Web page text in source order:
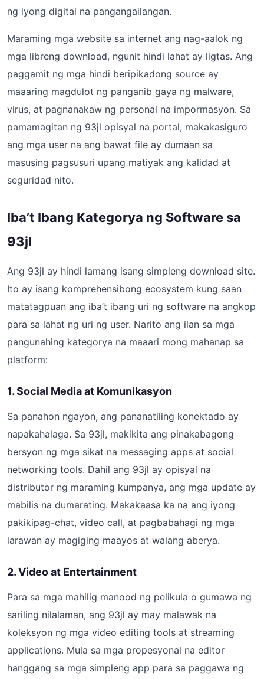
ng iyong digital na pangangailangan.
Maraming mga website sa internet ang nag-aalok ng
mga libreng download, ngunit hindi lahat ay ligtas. Ang
paggamit ng mga hindi beripikadong source ay
maaaring magdulot ng panganib gaya ng malware,
virus, at pagnanakaw ng personal na impormasyon. Sa
pamamagitan ng 93jl opisyal na portal, makakasiguro
ang mga user na ang bawat file ay dumaan sa
masusing pagsusuri upang matiyak ang kalidad at
seguridad nito.
Iba’t Ibang Kategorya ng Software sa
93jl
Ang 93jl ay hindi lamang isang simpleng download site.
Ito ay isang komprehensibong ecosystem kung saan
matatagpuan ang iba’t ibang uri ng software na angkop
para sa lahat ng uri ng user. Narito ang ilan sa mga
pangunahing kategorya na maaari mong mahanap sa
platform:
1. Social Media at Komunikasyon
Sa panahon ngayon, ang pananatiling konektado ay
napakahalaga. Sa 93jl, makikita ang pinakabagong
bersyon ng mga sikat na messaging apps at social
networking tools. Dahil ang 93jl ay opisyal na
distributor ng maraming kumpanya, ang mga update ay
mabilis na dumarating. Makakaasa ka na ang iyong
pakikipag-chat, video call, at pagbabahagi ng mga
larawan ay magiging maayos at walang aberya.
2. Video at Entertainment
Para sa mga mahilig manood ng pelikula o gumawa ng
sariling nilalaman, ang 93jl ay may malawak na
koleksyon ng mga video editing tools at streaming
applications. Mula sa mga propesyonal na editor
hanggang sa mga simpleng app para sa paggawa ng